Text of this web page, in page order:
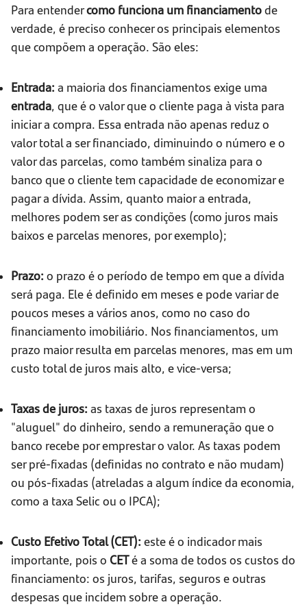
Para entendercomo funciona um financiamentode
verdade, é preciso conhecer os principais elementos
que compõem a operação. São eles:
Entrada: a maioria dos financiamentos exige uma
entrada, que é o valor que o cliente paga à vista para
iniciar a compra. Essa entrada não apenas reduz o
valor total a ser financiado, diminuindo o número e o
valor das parcelas, como também sinaliza para o
banco que o cliente tem capacidade de economizar e
pagar a dívida. Assim, quanto maior a entrada,
melhores podem ser as condições (como juros mais
baixos e parcelas menores, por exemplo);
Prazo: o prazo é o período de tempo em que a dívida
será paga. Ele é definido em meses e pode variar de
poucos meses a vários anos, como no caso do
financiamento imobiliário. Nos financiamentos, um
prazo maior resulta em parcelas menores, mas em um
custo total de juros mais alto, e vice-versa;
Taxas de juros: as taxas de juros representam o
"aluguel" do dinheiro, sendo a remuneração que o
banco recebe por emprestar o valor. As taxas podem
ser pré-fixadas (definidas no contrato e não mudam)
ou pós-fixadas (atreladas a algum índice da economia,
como a taxa Selic ou o IPCA);
Custo Efetivo Total (CET): este é o indicador mais
importante, pois o CETé a soma de todos os custos do
financiamento: os juros, tarifas, seguros e outras
despesas que incidem sobre a operação.